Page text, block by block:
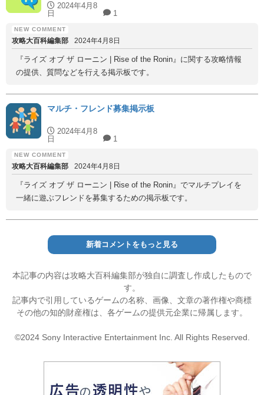
2024年4月8
日
1
攻略大百科編集部 2024年4月8日
『ライズ オブ ザ ローニン | Rise of the Ronin』に関する攻略情報
の提供、質問などを行える掲示板です。
マルチ・フレンド募集掲示板
2024年4月8
日
1
攻略大百科編集部 2024年4月8日
『ライズ オブ ザ ローニン | Rise of the Ronin』でマルチプレイを
一緒に遊ぶフレンドを募集するための掲示板です。
新着コメントをもっと見る
本記事の内容は攻略大百科編集部が独自に調査し作成したもので
す。
記事内で引用しているゲームの名称、画像、文章の著作権や商標
その他の知的財産権は、各ゲームの提供元企業に帰属します。
©2024 Sony Interactive Entertainment Inc. All Rights Reserved.